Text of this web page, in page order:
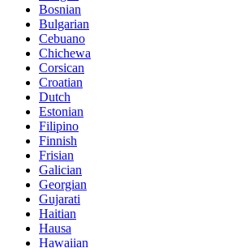
Bosnian
Bulgarian
Cebuano
Chichewa
Corsican
Croatian
Dutch
Estonian
Filipino
Finnish
Frisian
Galician
Georgian
Gujarati
Haitian
Hausa
Hawaiian